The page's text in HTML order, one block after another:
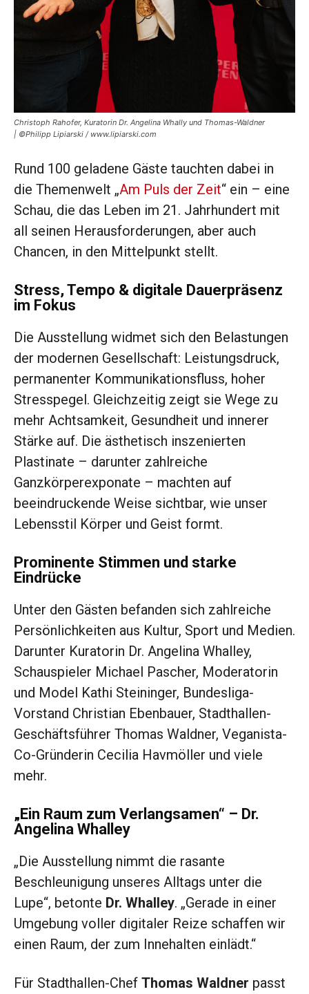
Christoph Rahofer, Kuratorin Dr. Angelina Whally und Thomas-Waldner
| ©Philipp Lipiarski / www.lipiarski.com
Rund 100 geladene Gäste tauchten dabei in
die Themenwelt „Am Puls der Zeit“ ein – eine
Schau, die das Leben im 21. Jahrhundert mit
all seinen Herausforderungen, aber auch
Chancen, in den Mittelpunkt stellt.
Stress, Tempo & digitale Dauerpräsenz
im Fokus
Die Ausstellung widmet sich den Belastungen
der modernen Gesellschaft: Leistungsdruck,
permanenter Kommunikationsfluss, hoher
Stresspegel. Gleichzeitig zeigt sie Wege zu
mehr Achtsamkeit, Gesundheit und innerer
Stärke auf. Die ästhetisch inszenierten
Plastinate – darunter zahlreiche
Ganzkörperexponate – machten auf
beeindruckende Weise sichtbar, wie unser
Lebensstil Körper und Geist formt.
Prominente Stimmen und starke
Eindrücke
Unter den Gästen befanden sich zahlreiche
Persönlichkeiten aus Kultur, Sport und Medien.
Darunter Kuratorin Dr. Angelina Whalley,
Schauspieler Michael Pascher, Moderatorin
und Model Kathi Steininger, Bundesliga-
Vorstand Christian Ebenbauer, Stadthallen-
Geschäftsführer Thomas Waldner, Veganista-
Co-Gründerin Cecilia Havmöller und viele
mehr.
„Ein Raum zum Verlangsamen“ – Dr.
Angelina Whalley
„Die Ausstellung nimmt die rasante
Beschleunigung unseres Alltags unter die
Lupe“, betonte Dr. Whalley. „Gerade in einer
Umgebung voller digitaler Reize schaffen wir
einen Raum, der zum Innehalten einlädt.“
Für Stadthallen-Chef Thomas Waldner passt